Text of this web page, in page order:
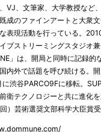
VJ、文筆家、大学教授など
成のファインアートと大衆
表現活動を行っている。
ブストリーミングスタジオ
」は、開局と同時に記録的
内外で話題を呼び続ける。
に渋谷PARCO9Fに移転。
衛テクノロジーと共に進化
）芸術選奨文部科学大臣賞受